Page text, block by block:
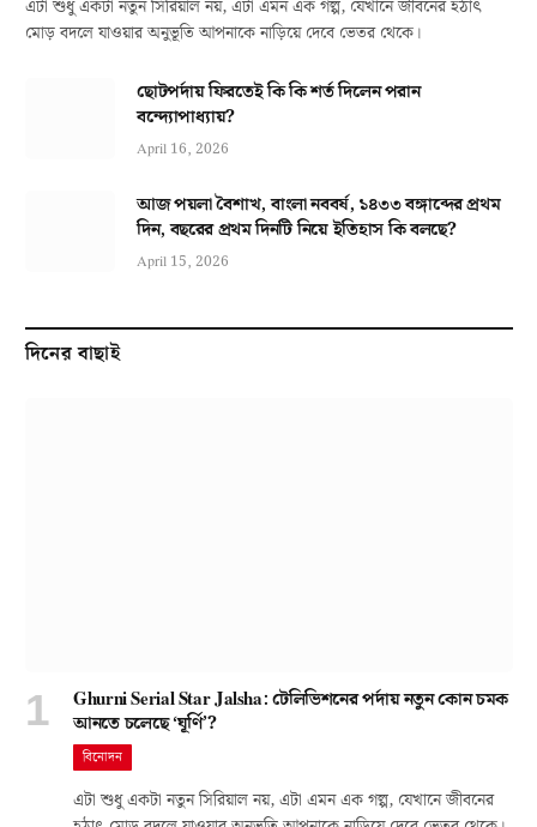
এটা শুধু একটা নতুন সিরিয়াল নয়, এটা এমন এক গল্প, যেখানে জীবনের হঠাৎ
মোড় বদলে যাওয়ার অনুভূতি আপনাকে নাড়িয়ে দেবে ভেতর থেকে।
ছোটপর্দায় ফিরতেই কি কি শর্ত দিলেন পরান
বন্দ্যোপাধ্যায়?
April 16, 2026
আজ পয়লা বৈশাখ, বাংলা নববর্ষ, ১৪৩৩ বঙ্গাব্দের প্রথম
দিন, বছরের প্রথম দিনটি নিয়ে ইতিহাস কি বলছে?
April 15, 2026
দিনের বাছাই
Ghurni Serial Star Jalsha: টেলিভিশনের পর্দায় নতুন কোন চমক
আনতে চলেছে ‘ঘূর্ণি’?
বিনোদন
এটা শুধু একটা নতুন সিরিয়াল নয়, এটা এমন এক গল্প, যেখানে জীবনের